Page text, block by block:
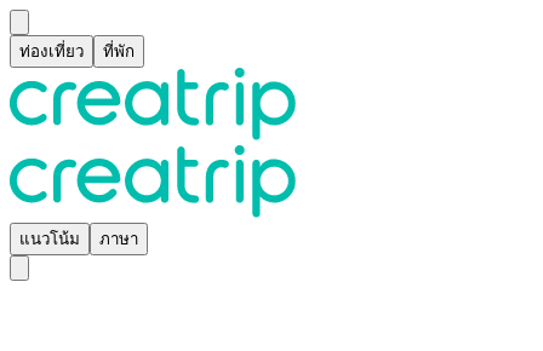
ท่องเที่ยว ที่พัก
แนวโน้ม ภาษา